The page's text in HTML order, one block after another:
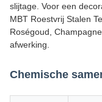
slijtage. Voor een
MBT Roestvrij Stalen
Roségoud,
afwerking.
Chemische